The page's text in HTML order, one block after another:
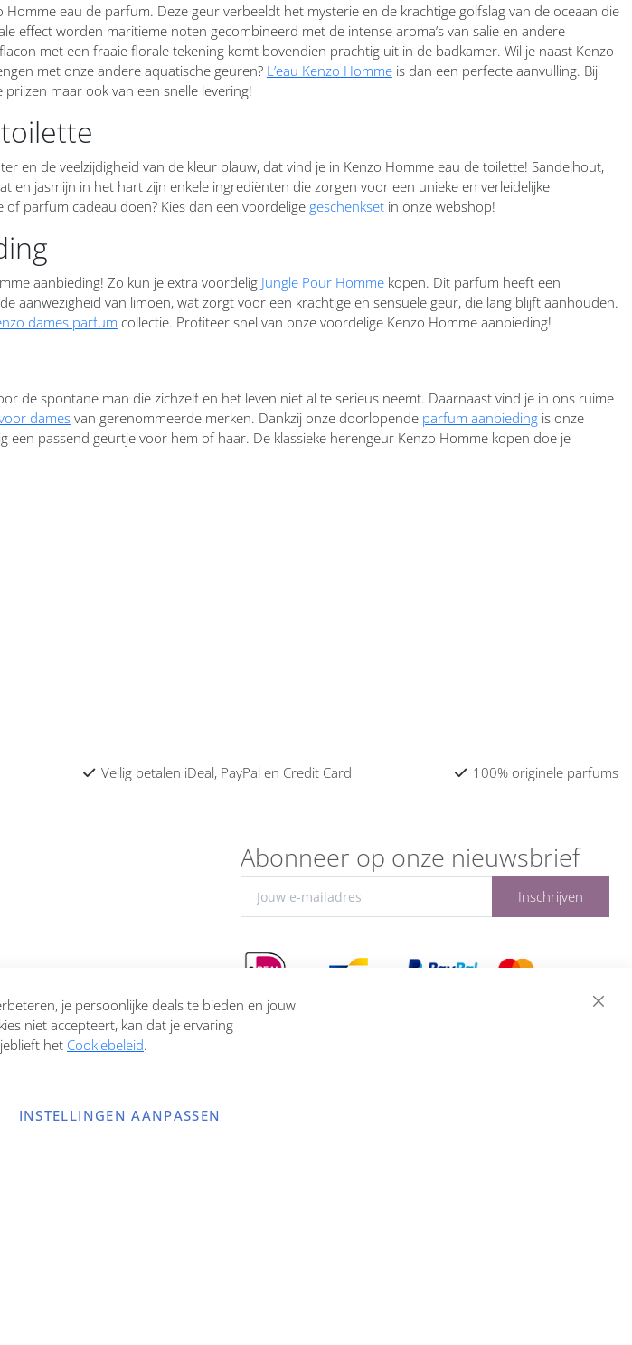
Homme eau de parfum. Deze geur verbeeldt het mysterie en de krachtige golfslag van de oceaan die
effect worden maritieme noten gecombineerd met de intense aroma’s van salie en andere
met een fraaie florale tekening komt bovendien prachtig uit in de badkamer. Wil je naast Kenzo
met onze andere aquatische geuren? L’eau Kenzo Hommeis dan een perfecte aanvulling. Bij
maar ook van een snelle levering!
en de veelzijdigheid van de kleur blauw, dat vind je in Kenzo Homme eau de toilette! Sandelhout,
en jasmijn in het hart zijn enkele ingrediënten die zorgen voor een unieke en verleidelijke
parfum cadeau doen? Kies dan een voordelige geschenksetin onze webshop!
aanbieding! Zo kun je extra voordelig Jungle Pour Hommekopen. Dit parfum heeft een
aanwezigheid van limoen, wat zorgt voor een krachtige en sensuele geur, die lang blijft aanhouden.
dames parfum collectie. Profiteer snel van onze voordelige Kenzo Homme aanbieding!
de spontane man die zichzelf en het leven niet al te serieus neemt. Daarnaast vind je in ons ruime
damesvan gerenommeerde merken. Dankzij onze doorlopende parfum aanbiedingis onze
een passend geurtje voor hem of haar. De klassieke herengeur Kenzo Homme kopen doe je
Veilig betalen iDeal, PayPal en Credit Card 100% originele parfums
Abonneer op onze nieuwsbrief
Inschrijven
All rights reserved.
je persoonlijke deals te bieden en jouw
niet accepteert, kan dat je ervaring
het Cookiebeleid.
INSTELLINGEN AANPASSEN